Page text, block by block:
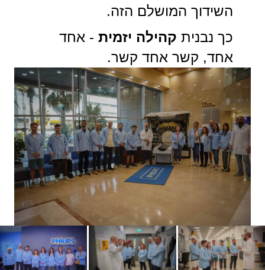
השידוך המושלם הזה.
כך נבנית קהילה יזמית - אחד
אחד, קשר אחד קשר.